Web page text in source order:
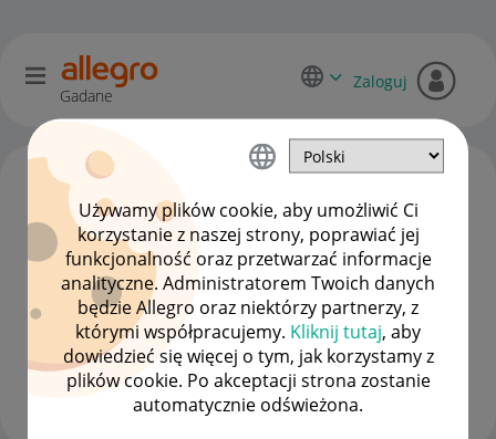
Używamy plików cookie, aby umożliwić Ci
korzystanie z naszej strony, poprawiać jej
funkcjonalność oraz przetwarzać informacje
analityczne. Administratorem Twoich danych
będzie Allegro oraz niektórzy partnerzy, z
którymi współpracujemy. Kliknij tutaj, aby
dowiedzieć się więcej o tym, jak korzystamy z
plików cookie. Po akceptacji strona zostanie
automatycznie odświeżona.
Gadane
Zaloguj
Client:45772287
#7 Wielbiciel